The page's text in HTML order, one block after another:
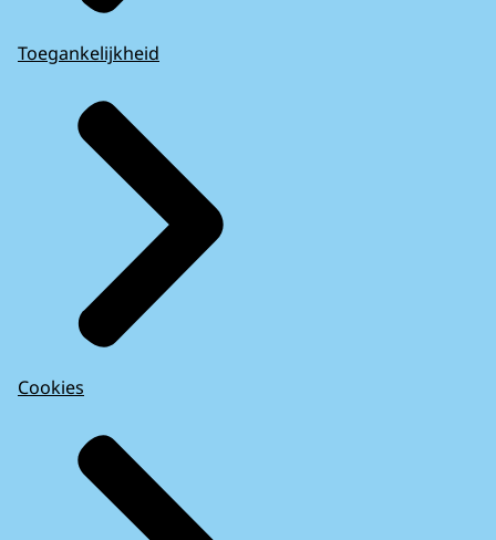
Toegankelijkheid
Cookies